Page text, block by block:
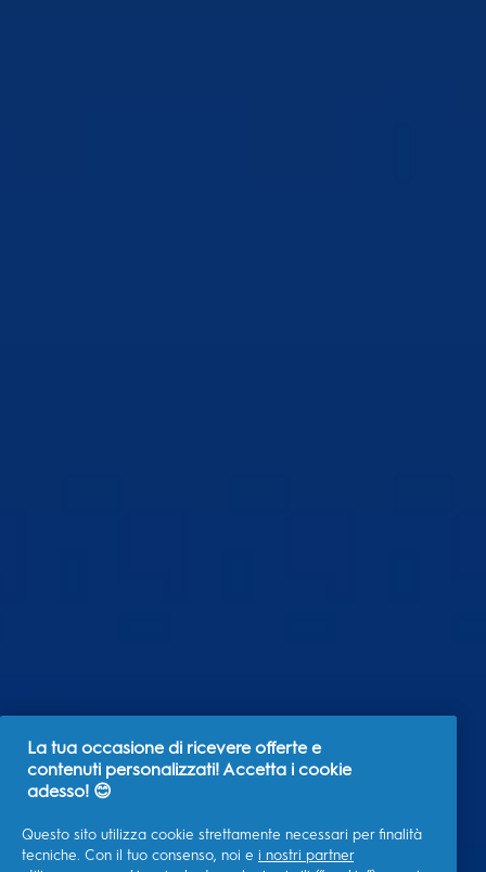
La tua occasione di ricevere offerte e
contenuti personalizzati! Accetta i cookie
adesso! 😊
Questo sito utilizza cookie strettamente necessari per finalità
tecniche. Con il tuo consenso, noi e i nostri partner